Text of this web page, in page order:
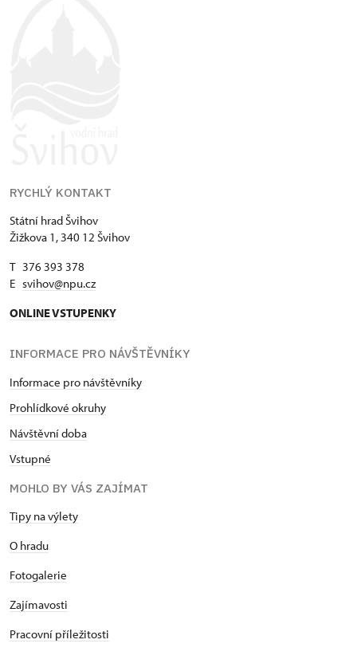
RYCHLÝ KONTAKT
Státní hrad Švihov
Žižkova 1, 340 12 Švihov
T 376 393 378
E svihov@npu.cz
ONLINE VSTUPENKY
INFORMACE PRO NÁVŠTĚVNÍKY
Informace pro návštěvníky
Prohlídkové okruhy
Návštěvní doba
Vstupné
MOHLO BY VÁS ZAJÍMAT
Tipy na výlety
O hradu
Fotogalerie
Zajímavosti
Pracovní příležitosti